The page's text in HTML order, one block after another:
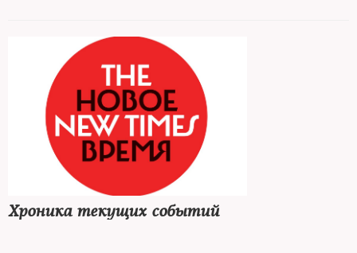
Хроника текущих событий